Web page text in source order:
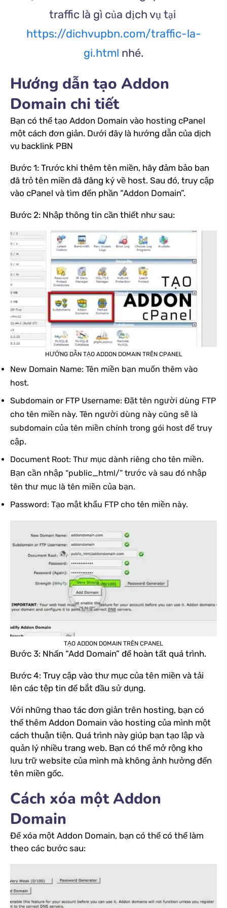
traffic là gì của dịch vụ tại
https://dichvupbn.com/traffic-la-
gi.html nhé.
Hướng dẫn tạo Addon
Domain chi tiết
Bạn có thể tạo Addon Domain vào hosting cPanel
một cách đơn giản. Dưới đây là hướng dẫn của dịch
vụ backlink PBN
Bước 1: Trước khi thêm tên miền, hãy đảm bảo bạn
đã trỏ tên miền đã đăng ký về host. Sau đó, truy cập
vào cPanel và tìm đến phần “Addon Domain”.
Bước 2: Nhập thông tin cần thiết như sau:
HƯỚNG DẪN TẠO ADDON DOMAIN TRÊN CPANEL
New Domain Name: Tên miền bạn muốn thêm vào
host.
Subdomain or FTP Username: Đặt tên người dùng FTP
cho tên miền này. Tên người dùng này cũng sẽ là
subdomain của tên miền chính trong gói host để truy
cập.
Document Root: Thư mục dành riêng cho tên miền.
Bạn cần nhập “public_html/” trước và sau đó nhập
tên thư mục là tên miền của bạn.
Password: Tạo mật khẩu FTP cho tên miền này.
TẠO ADDON DOMAIN TRÊN CPANEL
Bước 3: Nhấn “Add Domain” để hoàn tất quá trình.
Bước 4: Truy cập vào thư mục của tên miền và tải
lên các tệp tin để bắt đầu sử dụng.
Với những thao tác đơn giản trên hosting, bạn có
thể thêm Addon Domain vào hosting của mình một
cách thuận tiện. Quá trình này giúp bạn tạo lập và
quản lý nhiều trang web. Bạn có thể mở rộng kho
lưu trữ website của mình mà không ảnh hưởng đến
tên miền gốc.
Cách xóa một Addon
Domain
Để xóa một Addon Domain, bạn có thể có thể làm
theo các bước sau: